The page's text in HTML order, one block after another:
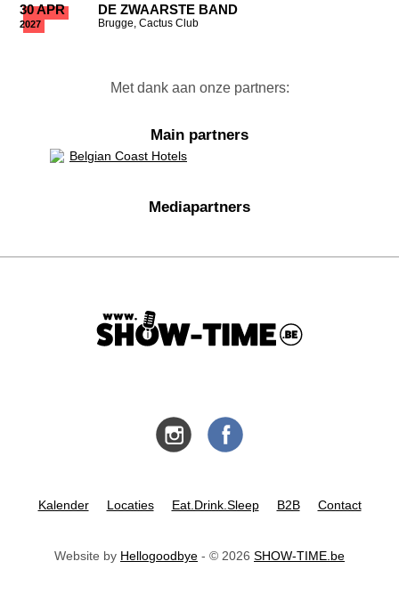
30 APR
2027
DE ZWAARSTE BAND
Brugge, Cactus Club
Met dank aan onze partners:
Main partners
Mediapartners
Kalender Locaties Eat.Drink.Sleep B2B Contact
Website by Hellogoodbye - © 2026 SHOW-TIME.be